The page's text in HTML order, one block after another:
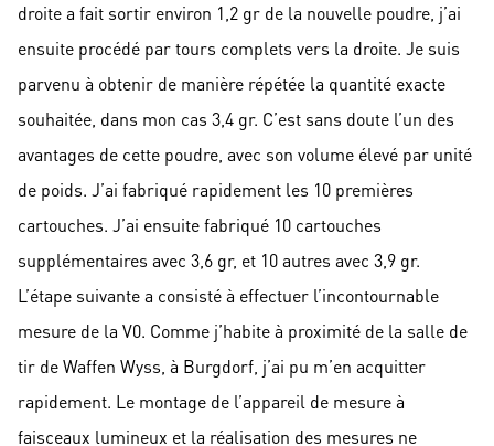
droite a fait sortir environ 1,2 gr de la nouvelle poudre, j’ai
ensuite procédé par tours complets vers la droite. Je suis
parvenu à obtenir de manière répétée la quantité exacte
souhaitée, dans mon cas 3,4 gr. C’est sans doute l’un des
avantages de cette poudre, avec son volume élevé par unité
de poids. J’ai fabriqué rapidement les 10 premières
cartouches. J’ai ensuite fabriqué 10 cartouches
supplémentaires avec 3,6 gr, et 10 autres avec 3,9 gr.
L’étape suivante a consisté à effectuer l’incontournable
mesure de la V0. Comme j’habite à proximité de la salle de
tir de Waffen Wyss, à Burgdorf, j’ai pu m’en acquitter
rapidement. Le montage de l’appareil de mesure à
faisceaux lumineux et la réalisation des mesures ne